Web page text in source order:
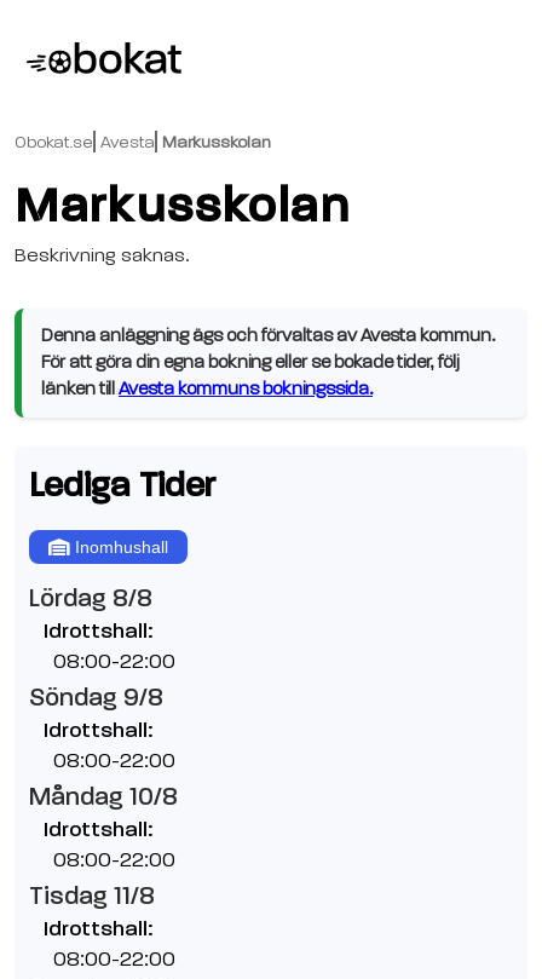
Obokat.se Avesta Markusskolan
Markusskolan
Beskrivning saknas.
Denna anläggning ägs och förvaltas av Avesta kommun.
För att göra din egna bokning eller se bokade tider, följ
länken till Avesta kommuns bokningssida.
Lediga Tider
Inomhushall
Lördag 8/8
Idrottshall:
08:00-22:00
Söndag 9/8
Idrottshall:
08:00-22:00
Måndag 10/8
Idrottshall:
08:00-22:00
Tisdag 11/8
Idrottshall:
08:00-22:00